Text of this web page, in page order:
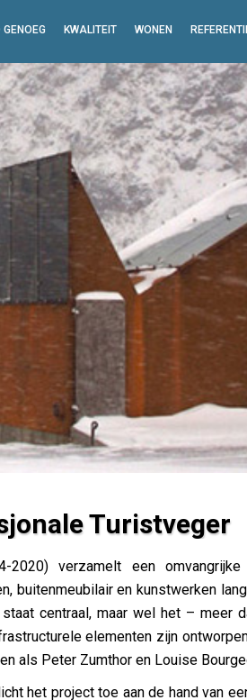
GENOEG KWALITEIT WONEN
Turistveger
2020) verzamelt een
buitenmeubilair en kunstwerken
centraal, maar wel het – meer
elementen zijn
als Peter Zumthor en Louise
het project toe aan de hand van